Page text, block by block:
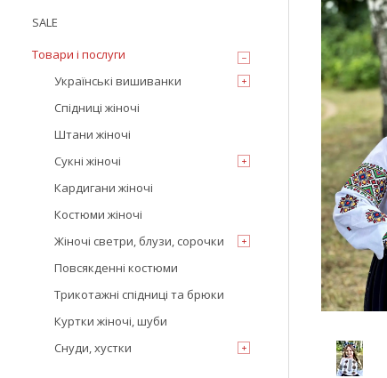
SALE
Товари і послуги
Українські вишиванки
Спідниці жіночі
Штани жіночі
Сукні жіночі
Кардигани жіночі
Костюми жіночі
Жіночі светри, блузи, сорочки
Повсякденні костюми
Трикотажні спідниці та брюки
Куртки жіночі, шуби
Снуди, хустки